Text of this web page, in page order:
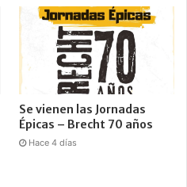
Se vienen las Jornadas
Épicas – Brecht 70 años
Hace 4 días